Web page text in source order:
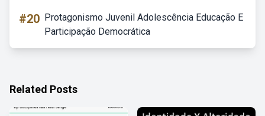
#20 Protagonismo Juvenil Adolescência Educação E
Participação Democrática
Related Posts